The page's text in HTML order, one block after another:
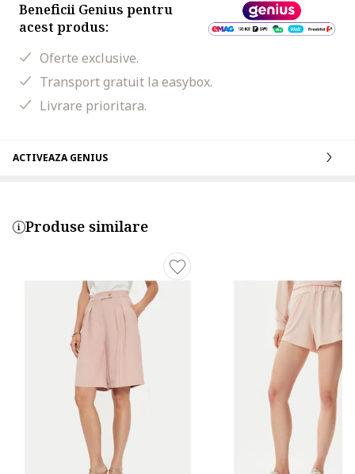
Beneficii Genius pentru
acest produs:
Oferte exclusive.
Transport gratuit la easybox.
Livrare prioritara.
ACTIVEAZA GENIUS
Produse similare